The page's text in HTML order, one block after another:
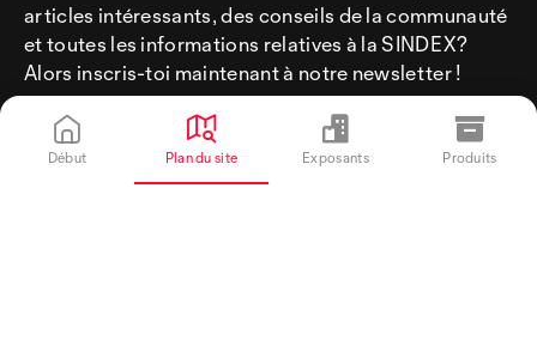
articles intéressants, des conseils de la communauté
et toutes les informations relatives à la SINDEX?
Alors inscris-toi maintenant à notre newsletter !
Début Plan du site Exposants Produits